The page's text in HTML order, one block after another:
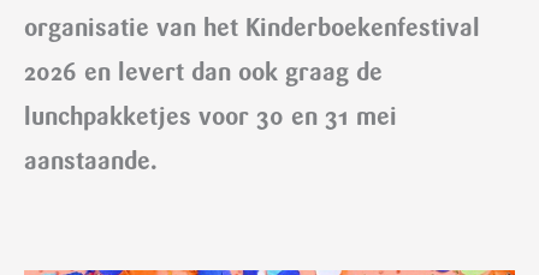
organisatie van het Kinderboekenfestival
2026 en levert dan ook graag de
lunchpakketjes voor 30 en 31 mei
aanstaande.